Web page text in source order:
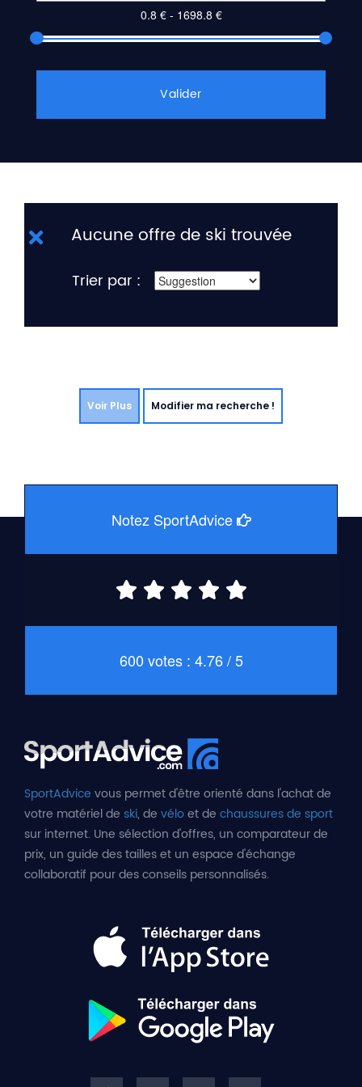
Valider
Aucune offre de ski trouvée
Trier par :
Voir Plus Modifier ma recherche !
Notez SportAdvice
600 votes : 4.76 / 5
SportAdvice vous permet d'être orienté dans l'achat de
votre matériel de ski, de véloet de chaussures de sport
sur internet. Une sélection d'offres, un comparateur de
prix, un guide des tailles et un espace d'échange
collaboratif pour des conseils personnalisés.